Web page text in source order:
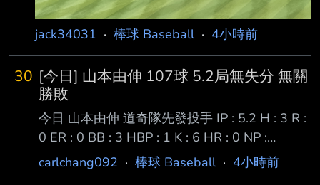
jack34031 · 棒球 Baseball· 4小時前
30 [今日] 山本由伸 107球 5.2局無失分 無關
勝敗
今日 山本由伸 道奇隊先發投手 IP : 5.2 H : 3 R :
0 ER : 0 BB : 3 HBP : 1 K : 6 HR : 0 NP :
107(62S) MAX : 97.8mph ERA : 2.65 W-L :
carlchang092 · 棒球 Baseball· 4小時前